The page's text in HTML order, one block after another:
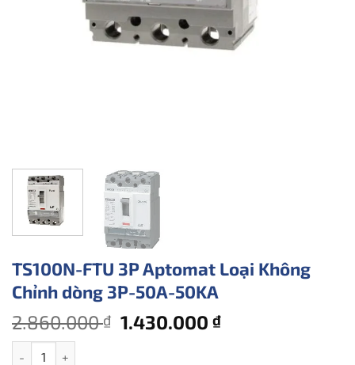
TS100N-FTU 3P Aptomat Loại Không
Chỉnh dòng 3P-50A-50KA
2.860.000₫ Giá
1.430.000₫Giá